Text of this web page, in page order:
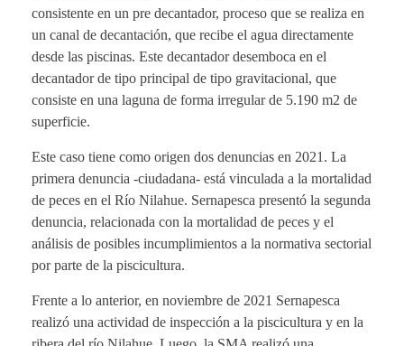
consistente en un pre decantador, proceso que se realiza en
un canal de decantación, que recibe el agua directamente
desde las piscinas. Este decantador desemboca en el
decantador de tipo principal de tipo gravitacional, que
consiste en una laguna de forma irregular de 5.190 m2 de
superficie.
Este caso tiene como origen dos denuncias en 2021. La
primera denuncia -ciudadana- está vinculada a la mortalidad
de peces en el Río Nilahue. Sernapesca presentó la segunda
denuncia, relacionada con la mortalidad de peces y el
análisis de posibles incumplimientos a la normativa sectorial
por parte de la piscicultura.
Frente a lo anterior, en noviembre de 2021 Sernapesca
realizó una actividad de inspección a la piscicultura y en la